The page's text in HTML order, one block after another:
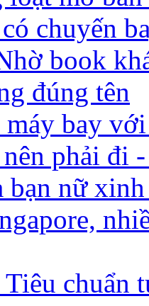
chuyến
book
đúng tên
bay
phải đi
bạn nữ
chuẩn